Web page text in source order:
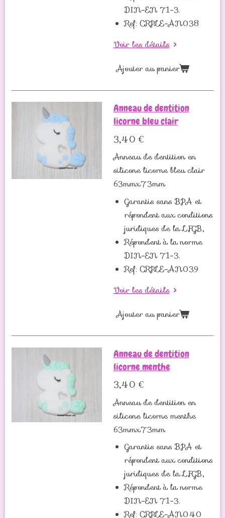
DIN-EN 71-3.
Ref: CRPLE-AN038
Voir les détails
Ajouter au panier
Anneau de dentition
licorne bleu clair
3,40 €
Anneau de dentition en
silicone licorne bleu clair
63mmx73mm
Garantis sans BPA et
répondent aux conditions
juridiques de la LFGB,
Répondent à la norme
DIN-EN 71-3.
Ref: CRPLE-AN039
Voir les détails
Ajouter au panier
Anneau de dentition
licorne menthe
3,40 €
Anneau de dentition en
silicone licorne menthe
63mmx73mm
Garantis sans BPA et
répondent aux conditions
juridiques de la LFGB,
Répondent à la norme
DIN-EN 71-3.
Ref: CRPLE-AN040